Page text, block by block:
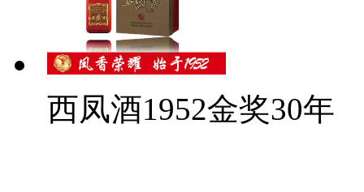
西凤酒1952金奖30年